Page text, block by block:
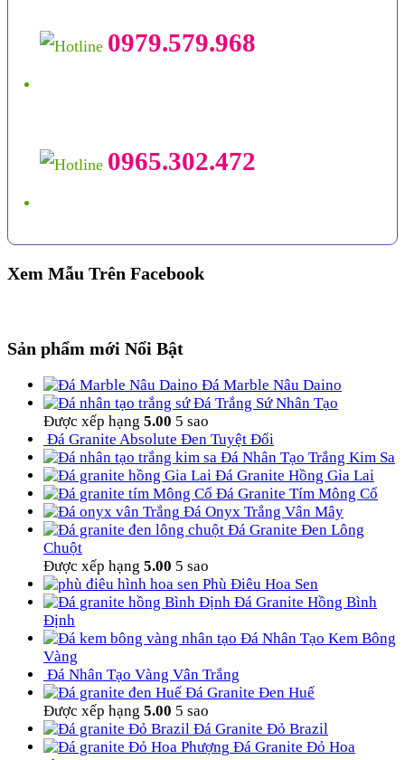
0979.579.968
0965.302.472
Xem Mẫu Trên Facebook
Sản phẩm mới Nổi Bật
Đá Marble Nâu Daino
Đá Trắng Sứ Nhân Tạo
Được xếp hạng 5.00 5 sao
Đá Granite Absolute Đen Tuyệt Đối
Đá Nhân Tạo Trắng Kim Sa
Đá Granite Hồng Gia Lai
Đá Granite Tím Mông Cổ
Đá Onyx Trắng Vân Mây
Đá Granite Đen Lông
Chuột
Được xếp hạng 5.00 5 sao
Phù Điêu Hoa Sen
Đá Granite Hồng Bình
Định
Đá Nhân Tạo Kem Bông
Vàng
Đá Nhân Tạo Vàng Vân Trắng
Đá Granite Đen Huế
Được xếp hạng 5.00 5 sao
Đá Granite Đỏ Brazil
Đá Granite Đỏ Hoa